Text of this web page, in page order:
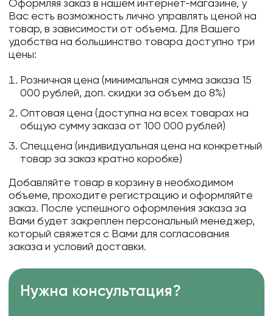
Оформляя заказ в нашем интернет-магазине, у
Вас есть возможность лично управлять ценой на
товар, в зависимости от объема. Для Вашего
удобства на большинство товара доступно три
цены:
Розничная цена (минимальная сумма заказа 15
000 рублей, доп. скидки за объем до 8%)
Оптовая цена (доступна на всех товарах на
общую сумму заказа от 100 000 рублей)
Спеццена (индивидуальная цена на конкретный
товар за заказ кратно коробке)
Добавляйте товар в корзину в необходимом
объеме, проходите регистрацию и оформляйте
заказ. После успешного оформления заказа за
Вами будет закреплен персональный менеджер,
который свяжется с Вами для согласования
заказа и условий доставки.
Нужна консультация?